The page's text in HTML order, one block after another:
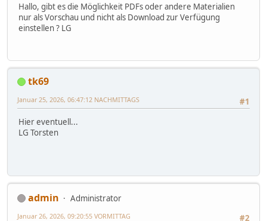
Hallo, gibt es die Möglichkeit PDFs oder andere Materialien
nur als Vorschau und nicht als Download zur Verfügung
einstellen ? LG
tk69
#1
Januar 25, 2026, 06:47:12 NACHMITTAGS
Hier eventuell...
LG Torsten
admin
Administrator
#2
Januar 26, 2026, 09:20:55 VORMITTAG